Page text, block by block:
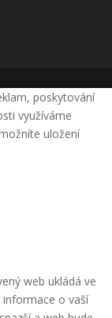
poskytování
využíváme
uložení
web ukládá ve
o vaší